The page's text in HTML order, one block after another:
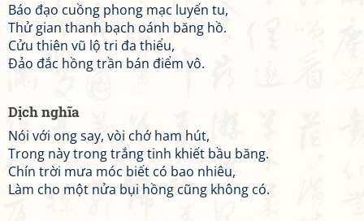
Báo đạo cuồng phong mạc luyến tu,
Thử gian thanh bạch oánh băng hồ.
Cửu thiên vũ lộ tri đa thiểu,
Đảo đắc hồng trần bán điểm vô.
Dịch nghĩa
Nói với ong say, vòi chớ ham hút,
Trong này trong trắng tinh khiết bầu băng.
Chín trời mưa móc biết có bao nhiêu,
Làm cho một nửa bụi hồng cũng không có.